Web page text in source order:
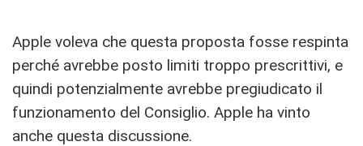
Apple voleva che questa proposta fosse respinta
perché avrebbe posto limiti troppo prescrittivi, e
quindi potenzialmente avrebbe pregiudicato il
funzionamento del Consiglio. Apple ha vinto
anche questa discussione.